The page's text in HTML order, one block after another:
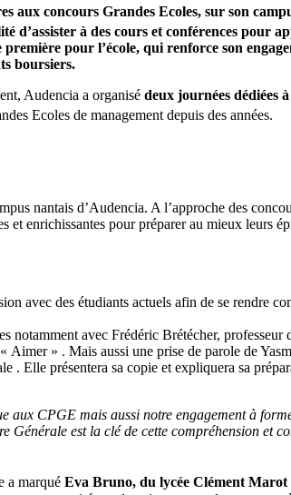
concours Grandes Ecoles, sur son
d’assister à des cours et conférences pour
pour l’école, qui renforce son
boursiers.
Audencia a organisé deux journées dédiées
Ecoles de management depuis des années.
nantais d’Audencia. A l’approche des
enrichissantes pour préparer au mieux leurs
avec des étudiants actuels afin de se rendre
notamment avec Frédéric Brétécher, professeur
» . Mais aussi une prise de parole de
. Elle présentera sa copie et expliquera sa
aux CPGE mais aussi notre engagement à
est la clé de cette compréhension et
a marqué Eva Bruno, du lycée Clément Marot